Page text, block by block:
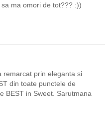
ma omori de tot??? :))
remarcat prin eleganta si
din toate punctele de
BEST in Sweet. Sarutmana